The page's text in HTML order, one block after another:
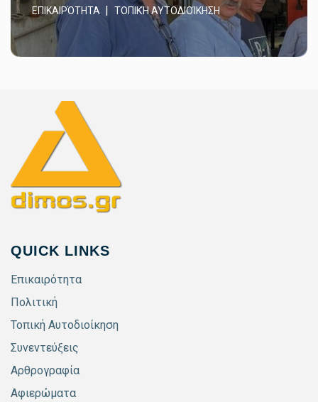
ΕΠΙΚΑΙΡΌΤΗΤΑ ΤΟΠΙΚΉ ΑΥΤΟΔΙΟΊΚΗΣΗ
QUICK LINKS
Επικαιρότητα
Πολιτική
Τοπική Αυτοδιοίκηση
Συνεντεύξεις
Αρθρογραφία
Αφιερώματα